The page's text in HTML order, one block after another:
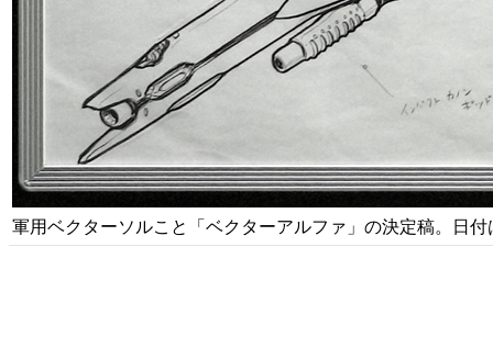
軍用ベクターソルこと「ベクターアルファ」の決定稿。日付